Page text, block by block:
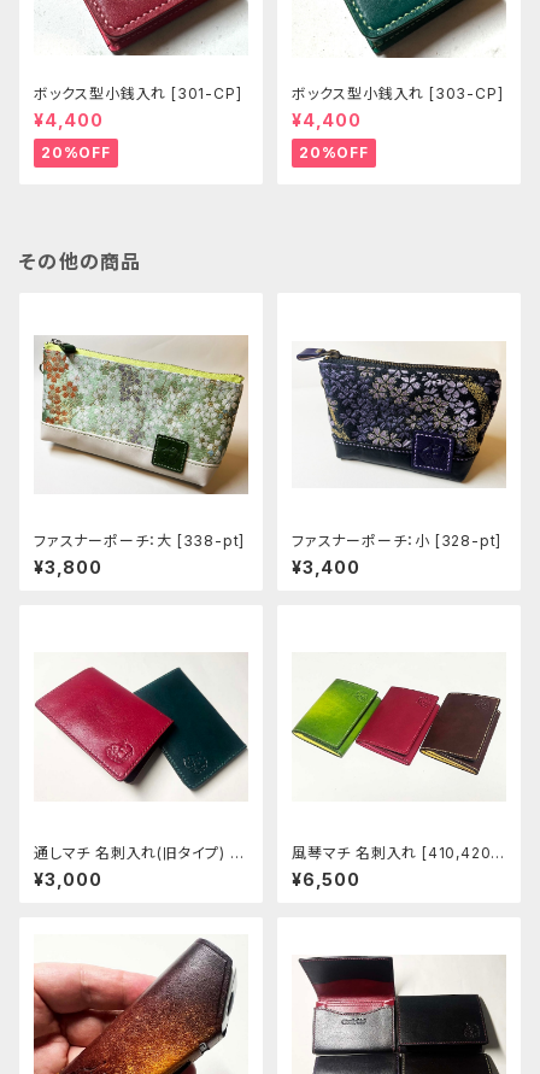
ボックス型小銭入れ [301-CP]
¥4,400
20%OFF
ボックス型小銭入れ [303-CP]
¥4,400
20%OFF
その他の商品
ファスナーポーチ：大 [338-pt]
¥3,800
ファスナーポーチ：小 [328-pt]
¥3,400
通しマチ 名刺入れ(旧タイプ) [4
15-416]
¥3,000
風琴マチ 名刺入れ [410,420-
421]
¥6,500